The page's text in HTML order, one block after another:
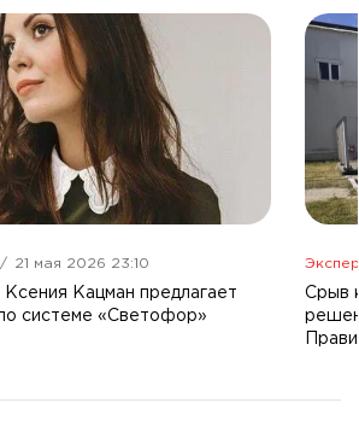
21 мая 2026 23:10
Кацман предлагает
системе «Светофор»
Срыв